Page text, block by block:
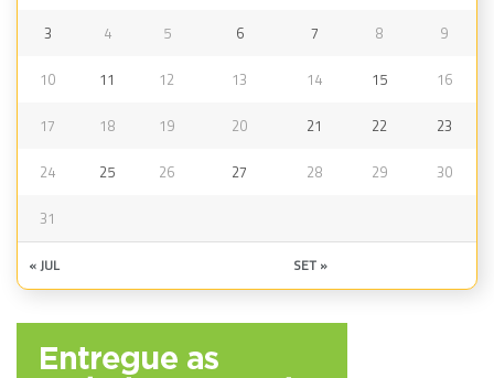
3 4 5 6 7 8 9
10 11 12 13 14 15 16
17 18 19 20 21 22 23
24 25 26 27 28 29 30
31
« JUL SET »